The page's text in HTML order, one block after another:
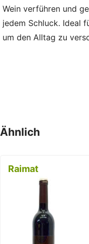
Wein verführen und
jedem Schluck. Ideal
um den Alltag zu
Ähnlich
Raimat